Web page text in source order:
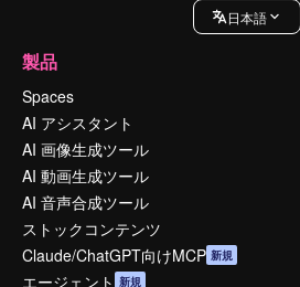
日本語
製品
Spaces
AI アシスタント
AI 画像生成ツール
AI 動画生成ツール
AI 音声合成ツール
ストックコンテンツ
Claude/ChatGPT向けMCP 新規
エージェント 新規